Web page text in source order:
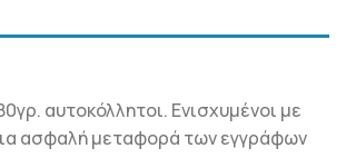
αυτοκόλλητοι. Ενισχυμένοι με
ασφαλή μεταφορά των εγγράφων